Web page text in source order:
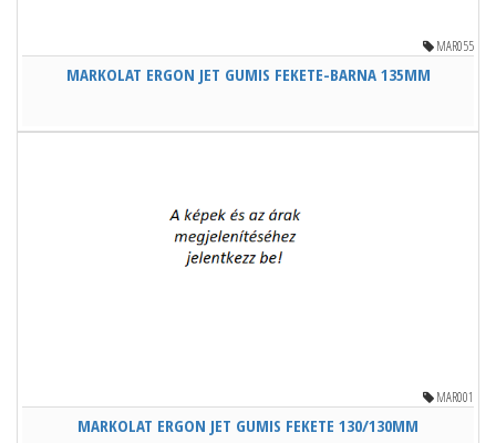
MAR055
MARKOLAT ERGON JET GUMIS FEKETE-BARNA 135MM
MAR001
MARKOLAT ERGON JET GUMIS FEKETE 130/130MM